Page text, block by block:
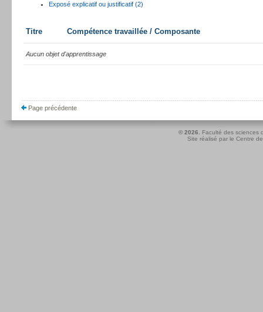
Exposé explicatif ou justificatif (2)
Titre Compétence travaillée / Composante
Aucun objet d'apprentissage
Page précédente
© 2026.
Faculté des sciences
Site réalisé par le Centre